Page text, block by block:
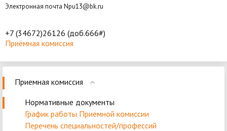
Электронная почта Npu13@bk.ru
+7 (34672)26126 (доб.666#)
Приёмная комиссия
Приемная комиссия
Нормативные документы
График работы Приемной комиссии
Перечень специальностей/профессий